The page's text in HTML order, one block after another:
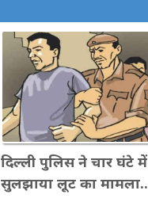
दिल्ली पुलिस ने चार घंटे में
सुलझाया लूट का मामला..